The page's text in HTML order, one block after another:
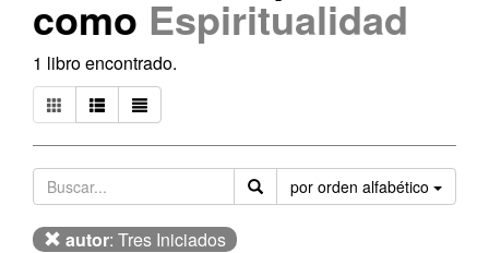
como Espiritualidad
1 libro encontrado.
por orden alfabético
autor: Tres Iniciados